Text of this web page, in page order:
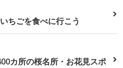
ちごを食べに行こう
カ所の桜名所・お花見スポ